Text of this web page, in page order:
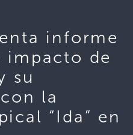
informe
impacto de
su
la
“Ida” en